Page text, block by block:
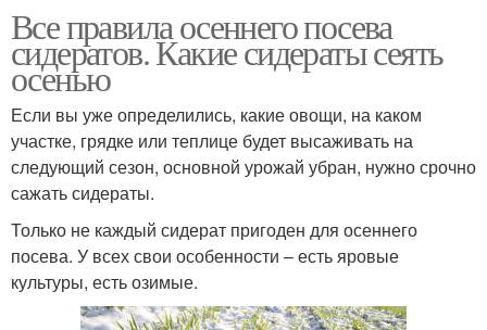
Все правила осеннего посева
сидератов. Какие сидераты сеять
осенью
Если вы уже определились, какие овощи, на каком
участке, грядке или теплице будет высаживать на
следующий сезон, основной урожай убран, нужно срочно
сажать сидераты.
Только не каждый сидерат пригоден для осеннего
посева. У всех свои особенности – есть яровые
культуры, есть озимые.